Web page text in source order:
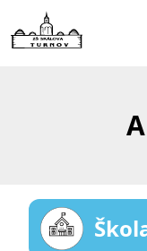
Kontakty